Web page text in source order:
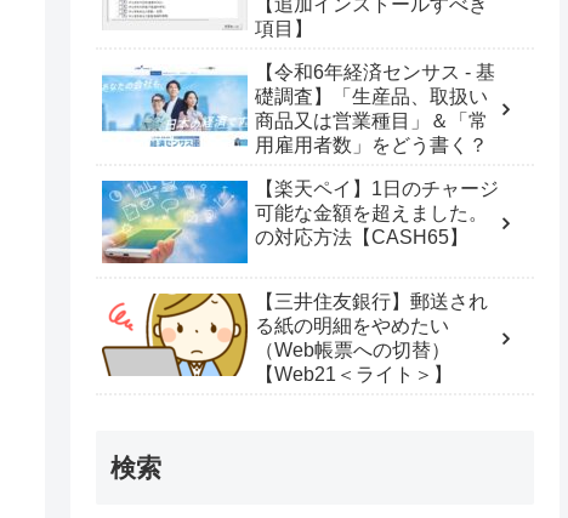
項目】
【令和6年経済センサス - 基
礎調査】「生産品、取扱い
商品又は営業種目」＆「常
用雇用者数」をどう書く？
【楽天ペイ】1日のチャージ
可能な金額を超えました。
の対応方法【CASH65】
【三井住友銀行】郵送され
る紙の明細をやめたい
（Web帳票への切替）
【Web21＜ライト＞】
検索